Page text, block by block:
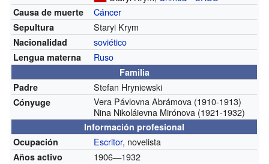
Causa de muerte Cáncer
Sepultura Staryi Krym
Nacionalidad soviético
Lengua materna Ruso
Familia
Padre
Stefan Hryniewski
Cónyuge
Vera Pávlovna Abrámova (1910-1913)
Nina Nikoláievna Mirónova (1921-1932)
Información profesional
Ocupación
Escritor, novelista
Años activo 1906—1932